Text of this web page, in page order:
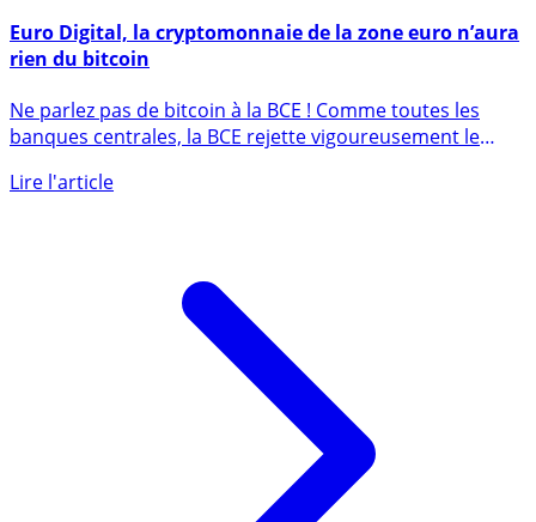
19 octobre 2020
rien du bitcoin
banques centrales, la BCE rejette vigoureusement le